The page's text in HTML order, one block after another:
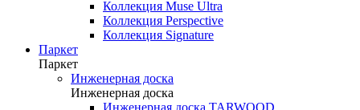
Коллекция Muse Ultra
Коллекция Perspective
Коллекция Signature
Паркет
Паркет
Инженерная доска
Инженерная доска
Инженерная доска TARWOOD